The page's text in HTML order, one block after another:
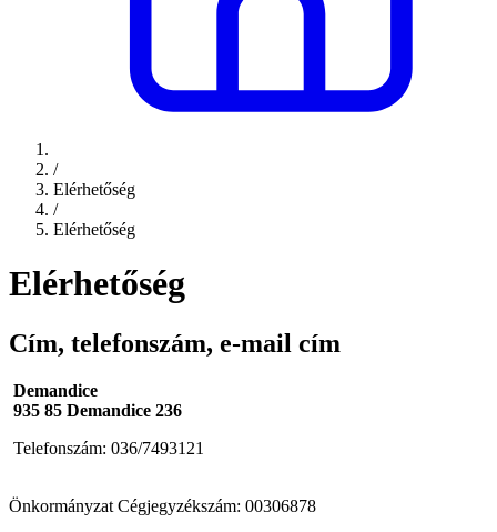
/
Elérhetőség
/
Elérhetőség
Elérhetőség
Cím, telefonszám, e-mail cím
Demandice
935 85 Demandice 236
Telefonszám: 036/7493121
Önkormányzat Cégjegyzékszám: 00306878